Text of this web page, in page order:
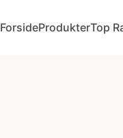
ForsideProdukterTop